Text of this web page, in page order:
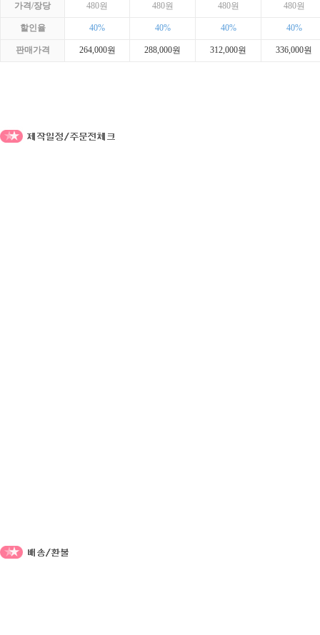
가격/장당 480원 480원 480원 480원
할인율 40% 40% 40% 40%
판매가격 264,000원 288,000원 312,000원 336,000원